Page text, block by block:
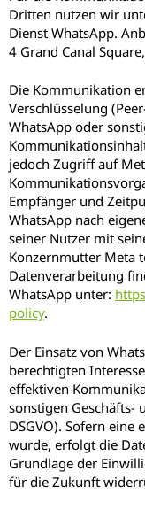
Dritten nutzen wir
Dienst WhatsApp.
4 Grand Canal
Die Kommunikation
Verschlüsselung
WhatsApp oder
jedoch Zugriff auf
Empfänger und
WhatsApp nach
seiner Nutzer mit
Konzernmutter Meta
Datenverarbeitung
WhatsApp unter:
policy.
Der Einsatz von
berechtigten
effektiven
sonstigen Geschäfts-
DSGVO). Sofern
wurde, erfolgt die
Grundlage der
für die Zukunft